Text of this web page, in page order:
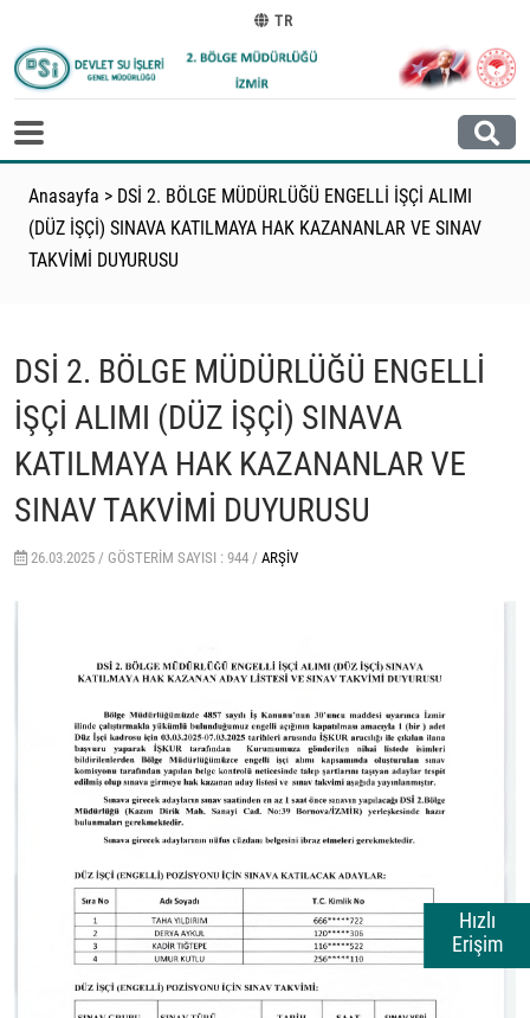
Hızlı
Erişim
TR
Anasayfa > DSİ 2. BÖLGE MÜDÜRLÜĞÜ ENGELLİ İŞÇİ ALIMI
(DÜZ İŞÇİ) SINAVA KATILMAYA HAK KAZANANLAR VE SINAV
TAKVİMİ DUYURUSU
DSİ 2. BÖLGE MÜDÜRLÜĞÜ ENGELLİ
İŞÇİ ALIMI (DÜZ İŞÇİ) SINAVA
KATILMAYA HAK KAZANANLAR VE
SINAV TAKVİMİ DUYURUSU
26.03.2025 / GÖSTERIM SAYISI : 944 / ARŞIV